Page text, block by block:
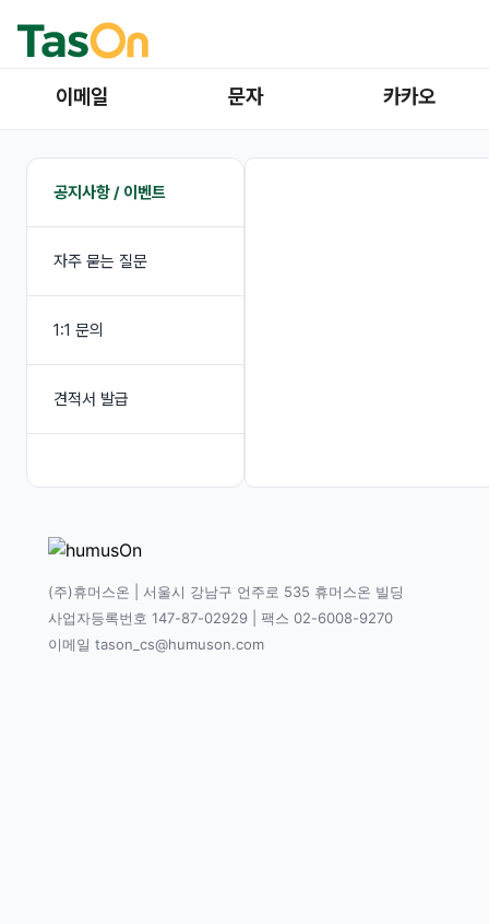
이메일 문자 카카오
공지사항 / 이벤트
자주 묻는 질문
1:1 문의
견적서 발급
(주)휴머스온 | 서울시 강남구 언주로 535 휴머스온 빌딩
사업자등록번호 147-87-02929 | 팩스 02-6008-9270
이메일 tason_cs@humuson.com